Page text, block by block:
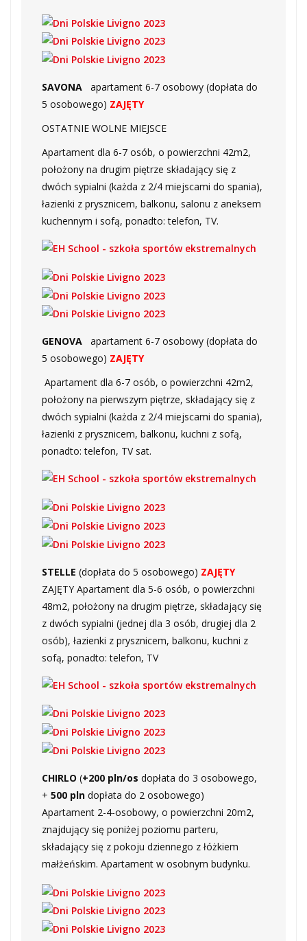
SAVONA apartament 6-7 osobowy (dopłata do
5 osobowego) ZAJĘTY
OSTATNIE WOLNE MIEJSCE
Apartament dla 6-7 osób, o powierzchni 42m2,
położony na drugim piętrze składający się z
dwóch sypialni (każda z 2/4 miejscami do spania),
łazienki z prysznicem, balkonu, salonu z aneksem
kuchennym i sofą, ponadto: telefon, TV.
GENOVA apartament 6-7 osobowy (dopłata do
5 osobowego) ZAJĘTY
Apartament dla 6-7 osób, o powierzchni 42m2,
położony na pierwszym piętrze, składający się z
dwóch sypialni (każda z 2/4 miejscami do spania),
łazienki z prysznicem, balkonu, kuchni z sofą,
ponadto: telefon, TV sat.
STELLE (dopłata do 5 osobowego) ZAJĘTY
ZAJĘTY Apartament dla 5-6 osób, o powierzchni
48m2, położony na drugim piętrze, składający się
z dwóch sypialni (jednej dla 3 osób, drugiej dla 2
osób), łazienki z prysznicem, balkonu, kuchni z
sofą, ponadto: telefon, TV
CHIRLO (+200 pln/os dopłata do 3 osobowego,
+ 500 pln dopłata do 2 osobowego)
Apartament 2-4-osobowy, o powierzchni 20m2,
znajdujący się poniżej poziomu parteru,
składający się z pokoju dziennego z łóżkiem
małżeńskim. Apartament w osobnym budynku.